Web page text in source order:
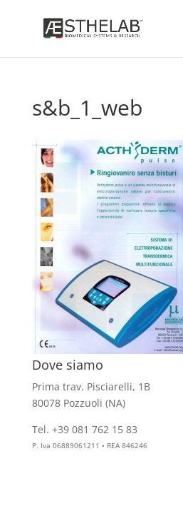
s&b_1_web
Dove siamo
Prima trav. Pisciarelli, 1B
80078 Pozzuoli (NA)
Tel. +39 081 762 15 83
P. Iva 06889061211 • REA 846246